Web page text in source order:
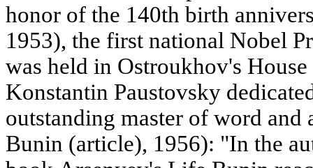
honor of the 140th birth
1953), the first national Nobel
was held in Ostroukhov's
Konstantin Paustovsky
outstanding master of word
Bunin (article), 1956): "In the